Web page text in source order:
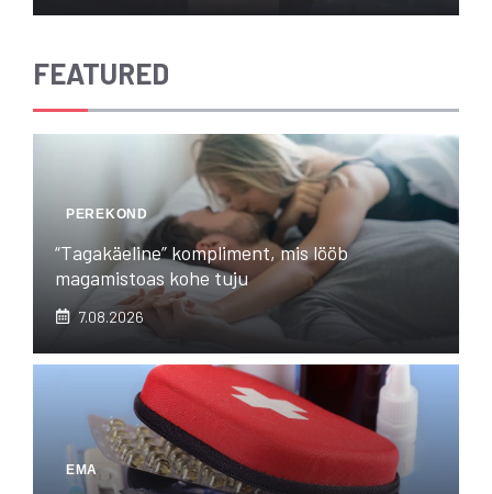
FEATURED
PEREKOND
“Tagakäeline” kompliment, mis lööb
magamistoas kohe tuju
7.08.2026
EMA